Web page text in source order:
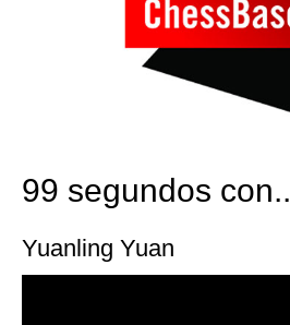
99 segundos
Yuanling Yuan